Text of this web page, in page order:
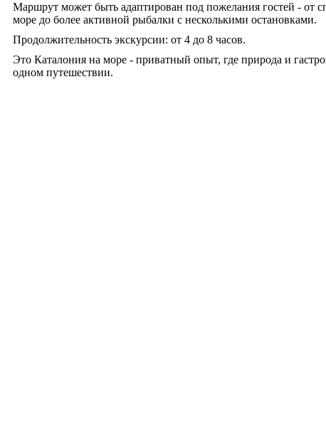
Маршрут может быть адаптирован под пожелания гостей - от
море до более активной рыбалки с несколькими остановками.
Продолжительность экскурсии: от 4 до 8 часов.
Это Каталония на море - приватный опыт, где природа и
одном путешествии.